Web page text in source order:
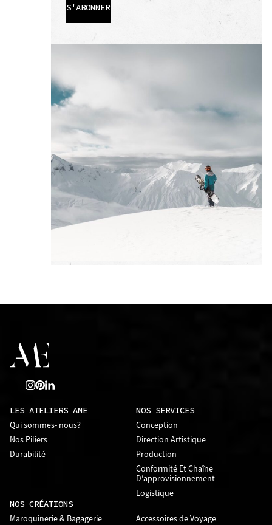
S'ABONNER
LES ATELIERS AME
Qui sommes- nous?
Nos Piliers
Durabilité
NOS SERVICES
Conception
Direction Artistique
Production
Conformité Et Chaîne
D'approvisionnement
Logistique
NOS CRÉATIONS
Maroquinerie & Bagagerie
Accessoires de Voyage